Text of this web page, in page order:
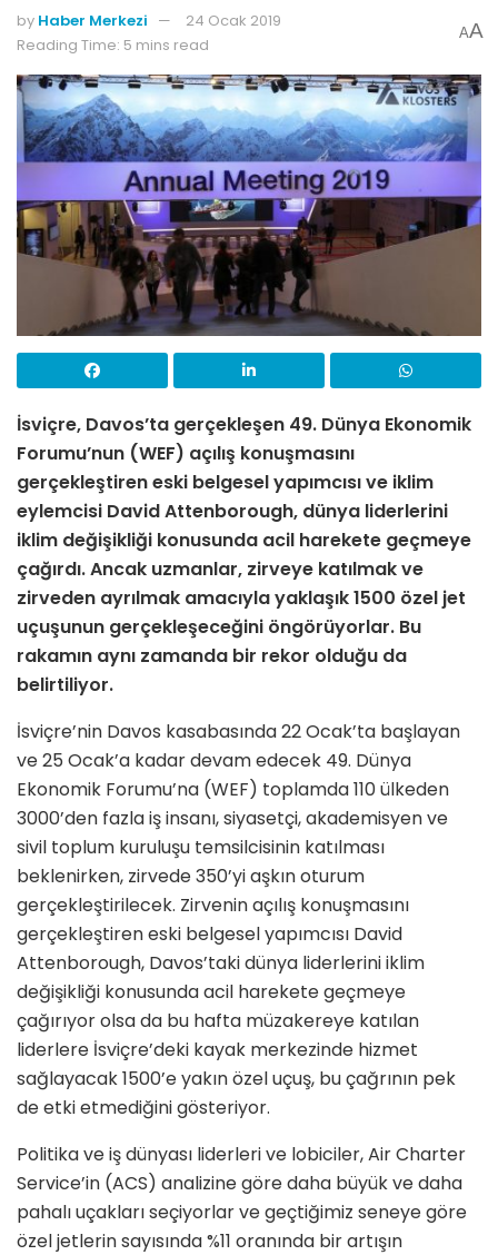
by Haber Merkezi
24 Ocak 2019
Reading Time: 5 mins read
AA
İsviçre, Davos’ta gerçekleşen 49. Dünya Ekonomik
Forumu’nun (WEF) açılış konuşmasını
gerçekleştiren eski belgesel yapımcısı ve iklim
eylemcisi David Attenborough, dünya liderlerini
iklim değişikliği konusunda acil harekete geçmeye
çağırdı. Ancak uzmanlar, zirveye katılmak ve
zirveden ayrılmak amacıyla yaklaşık 1500 özel jet
uçuşunun gerçekleşeceğini öngörüyorlar. Bu
rakamın aynı zamanda bir rekor olduğu da
belirtiliyor.
İsviçre’nin Davos kasabasında 22 Ocak’ta başlayan
ve 25 Ocak’a kadar devam edecek 49. Dünya
Ekonomik Forumu’na (WEF) toplamda 110 ülkeden
3000’den fazla iş insanı, siyasetçi, akademisyen ve
sivil toplum kuruluşu temsilcisinin katılması
beklenirken, zirvede 350’yi aşkın oturum
gerçekleştirilecek. Zirvenin açılış konuşmasını
gerçekleştiren eski belgesel yapımcısı David
Attenborough, Davos’taki dünya liderlerini iklim
değişikliği konusunda acil harekete geçmeye
çağırıyor olsa da bu hafta müzakereye katılan
liderlere İsviçre’deki kayak merkezinde hizmet
sağlayacak 1500’e yakın özel uçuş, bu çağrının pek
de etki etmediğini gösteriyor.
Politika ve iş dünyası liderleri ve lobiciler, Air Charter
Service’in (ACS) analizine göre daha büyük ve daha
pahalı uçakları seçiyorlar ve geçtiğimiz seneye göre
özel jetlerin sayısında %11 oranında bir artışın